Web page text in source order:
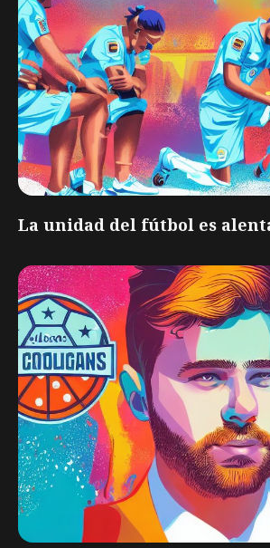
La unidad del fútbol es